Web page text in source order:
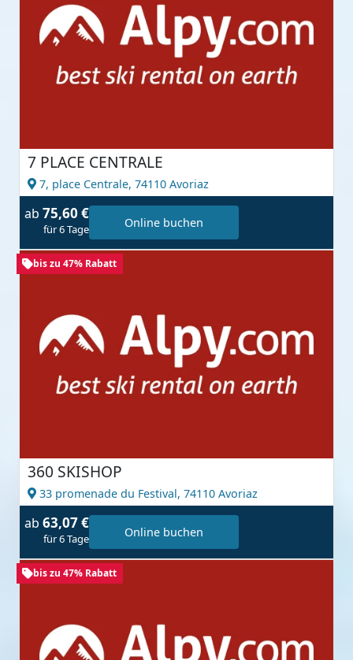
7 PLACE CENTRALE
7, place Centrale, 74110 Avoriaz
ab 75,60 €
für 6 Tage Online buchen
bis zu 47% Rabatt
360 SKISHOP
33 promenade du Festival, 74110 Avoriaz
ab 63,07 €
für 6 Tage Online buchen
bis zu 47% Rabatt